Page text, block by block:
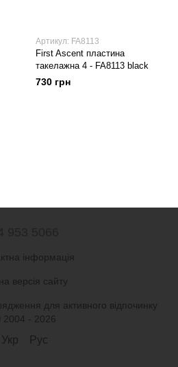
Артикул: FA8113
First Ascent пластина
такелажна 4 - FA8113 black
730 грн
інформація
версія сайту
для активного відпочинку
2004 - 2026
Укр Рус